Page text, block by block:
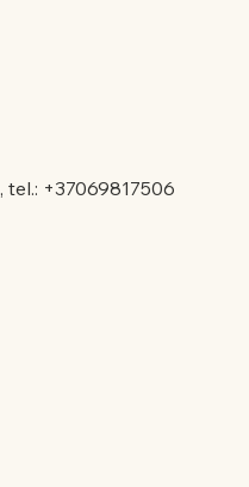
, tel.: +37069817506